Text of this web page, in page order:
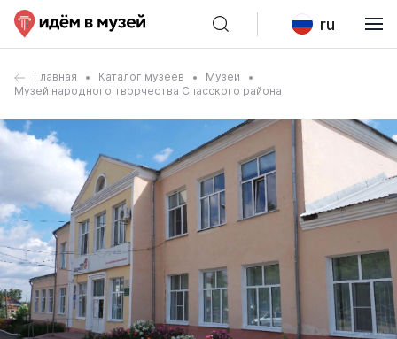
ru
Главная Каталог музеев
Музеи
Музей народного творчества Спасского района